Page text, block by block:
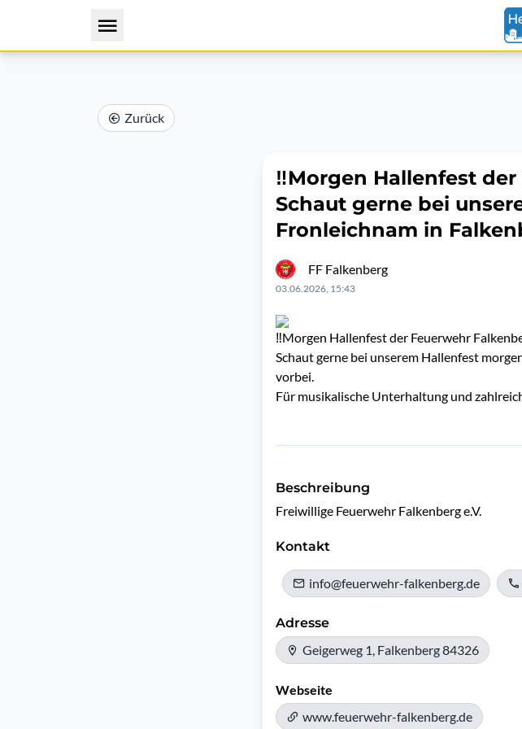
Zurück
‼️Morgen Hallenfest
Schaut gerne bei
Fronleichnam in
FF Falkenberg
03.06.2026, 15:43
‼️Morgen Hallenfest der Feuerwehr
Schaut gerne bei unserem Hallenfest
vorbei.
Für musikalische Unterhaltung und
Beschreibung
Freiwillige Feuerwehr Falkenberg e.V.
Kontakt
info@feuerwehr-falkenberg.de
Adresse
Geigerweg 1, Falkenberg 84326
Webseite
www.feuerwehr-falkenberg.de